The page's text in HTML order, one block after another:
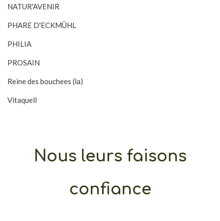
NATUR'AVENIR
PHARE D'ECKMÜHL
PHILIA
PROSAIN
Reine des bouchees (la)
Vitaquell
Nous leurs faisons
confiance